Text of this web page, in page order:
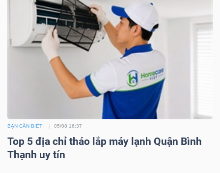
BẠN CẦN BIẾT 05/08 16:37
Top 5 địa chỉ tháo lắp máy lạnh Quận Bình
Thạnh uy tín